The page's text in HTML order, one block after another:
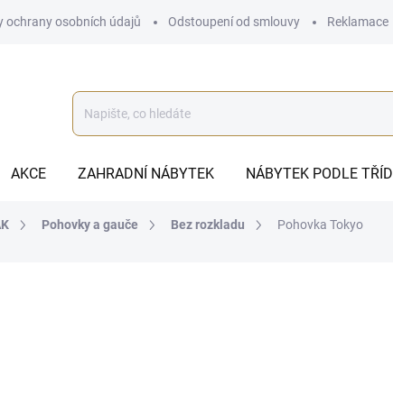
ochrany osobních údajů Odstoupení od smlouvy Reklamace
AKCE ZAHRADNÍ NÁBYTEK NÁBYTEK PODLE TŘÍD
Pohovky a gauče Bez rozkladu Pohovka Tokyo